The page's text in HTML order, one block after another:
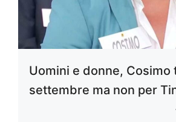
Uomini e donne, Cosimo
settembre ma non per